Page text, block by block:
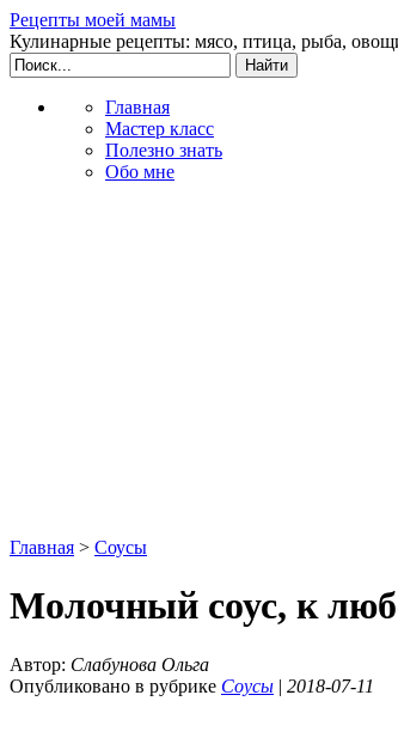
Рецепты моей мамы
Кулинарные рецепты: мясо, птица, рыба,
Главная
Мастер класс
Полезно знать
Обо мне
Главная > Соусы
Молочный соус, к
Автор: Слабунова Ольга
Опубликовано в рубрике Соусы | 2018-07-11